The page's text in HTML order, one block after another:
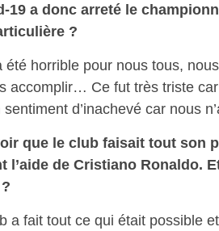
19 a donc arreté le
?
été horrible pour nous tous,
accomplir… Ce fut très triste
d’inachevé car nous
que le club faisait tout son
l’aide de Cristiano Ronaldo.
a fait tout ce qui était possible